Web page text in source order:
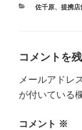
カ
佐千原、 提携店
コメントを
メールアドレ
が付いている
コメント ※